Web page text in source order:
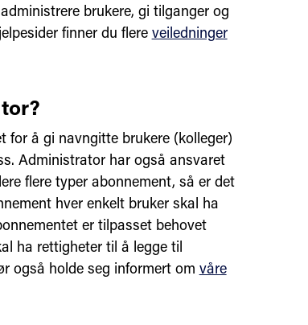
brukere, gi tilganger og
finner du flere veiledninger
å gi navngitte brukere (kolleger)
Administrator har også ansvaret
flere typer abonnement, så er det
hver enkelt bruker skal ha
er tilpasset behovet
ha rettigheter til å legge til
også holde seg informert om våre